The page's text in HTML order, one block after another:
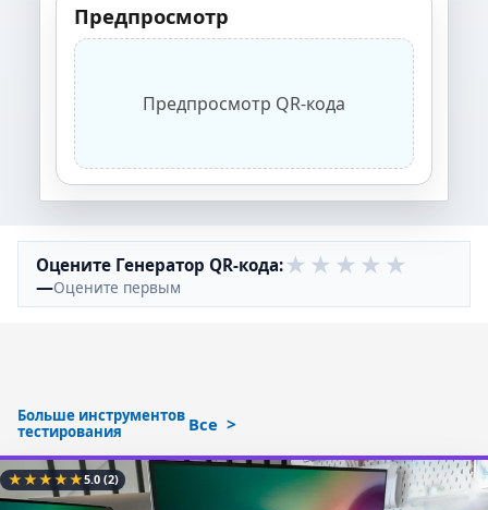
Предпросмотр
Предпросмотр QR-кода
Оцените Генератор QR-кода: ★ ★ ★ ★ ★
—Оцените первым
Больше инструментов
тестирования
Все
★★★★★5.0(2)